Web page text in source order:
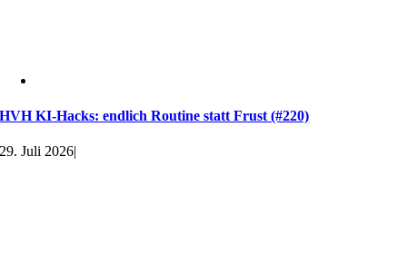
HVH KI-Hacks: endlich Routine statt Frust (#220)
29. Juli 2026|